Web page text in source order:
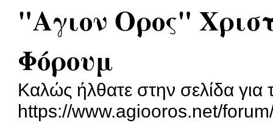
"Αγιον Ορος"
Φόρουμ
Καλώς ήλθατε στην σελίδα για
https://www.agiooros.net/